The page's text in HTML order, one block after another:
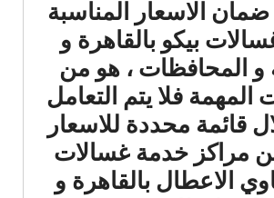
ضمان الاسعار المناسبة
بيكو بالقاهرة و
و المحافظات ، هو من
المهمة فلا يتم التعامل
قائمة محددة للاسعار
مراكز خدمة غسالات
الاعطال بالقاهرة و